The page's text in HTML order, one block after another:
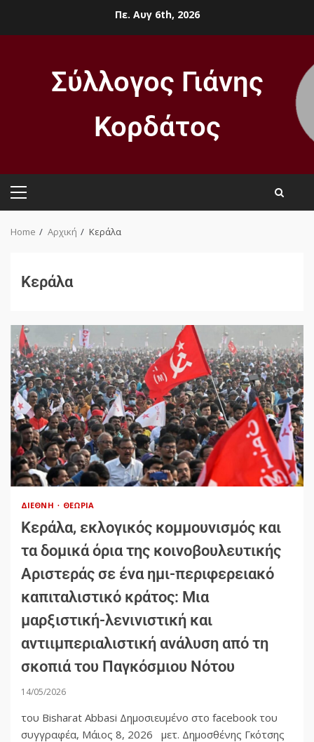
Πε. Αυγ 6th, 2026
Σύλλογος Γιάνης
Κορδάτος
Home Αρχική Κεράλα
Κεράλα
ΔΙΕΘΝΉ ΘΕΩΡΊΑ
Κεράλα, εκλογικός κομμουνισμός και
τα δομικά όρια της κοινοβουλευτικής
Αριστεράς σε ένα ημι-περιφερειακό
καπιταλιστικό κράτος: Μια
μαρξιστική-λενινιστική και
αντιιμπεριαλιστική ανάλυση από τη
σκοπιά του Παγκόσμιου Νότου
14/05/2026
του Bisharat Abbasi Δημοσιευμένο στο facebook του
συγγραφέα, Μάιος 8, 2026 μετ. Δημοσθένης Γκότσης